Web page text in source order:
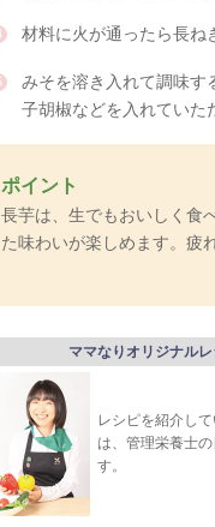
材料に火が通ったら長ね
みそを溶き入れて調味す
子胡椒などを入れていた
ポイント
長芋は、生でもおいしく食
た味わいが楽しめます。疲
ママなりオリジナル
レシピを紹介し
は、管理栄養士
す。